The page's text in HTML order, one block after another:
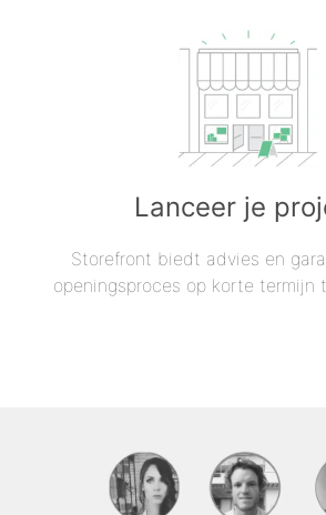
Lanceer je
Storefront biedt advies en
openingsproces op korte termijn